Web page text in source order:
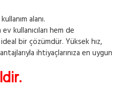
alanı.
kullanıcıları hem de
bir çözümdür. Yüksek hız,
ihtiyaçlarınıza en uygun